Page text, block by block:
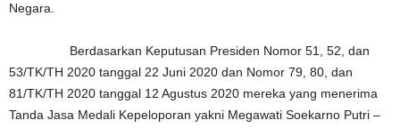
Negara.
Berdasarkan Keputusan Presiden Nomor 51, 52, dan
53/TK/TH 2020 tanggal 22 Juni 2020 dan Nomor 79, 80, dan
81/TK/TH 2020 tanggal 12 Agustus 2020 mereka yang menerima
Tanda Jasa Medali Kepeloporan yakni Megawati Soekarno Putri –